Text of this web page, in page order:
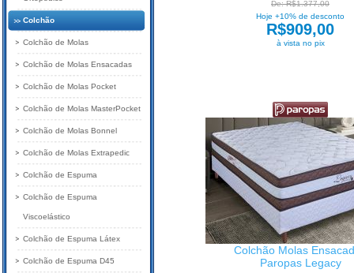
De: R$1.377,00
Hoje +10% de desconto
R$909,00
à vista no pix
Colchão Molas
Paropas Legacy
Colchão
Colchão de Molas
Colchão de Molas Ensacadas
Colchão de Molas Pocket
Colchão de Molas MasterPocket
Colchão de Molas Bonnel
Colchão de Molas Extrapedic
Colchão de Espuma
Colchão de Espuma
Viscoelástico
Colchão de Espuma Látex
Colchão de Espuma D45